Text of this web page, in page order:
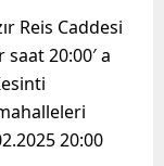
Reis Caddesi
20:00′ a
20:00